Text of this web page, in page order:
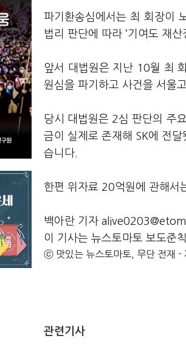
파기환송심에서는 최 회장이
법리 판단에 따라 ‘기여도 재
앞서 대법원은 지난 10월 최
원심을 파기하고 사건을 서울
당시 대법원은 2심 판단의 주
금이 실제로 존재해 SK에 전
습니다.
한편 위자료 20억원에 관해서
백아란 기자
이 기사는 뉴스토마토 보도준
ⓒ 맛있는 뉴스토마토, 무단 전재 -
관련기사